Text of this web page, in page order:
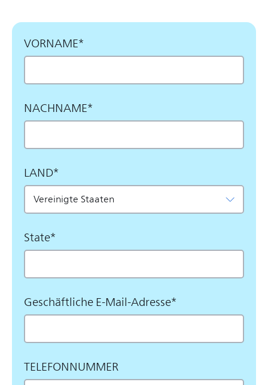
VORNAME*
NACHNAME*
LAND*
State*
Geschäftliche E-Mail-Adresse*
TELEFONNUMMER